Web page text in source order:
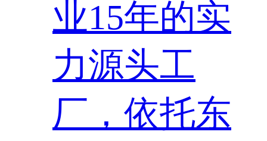
业15年的实
力源头工
厂，依托东